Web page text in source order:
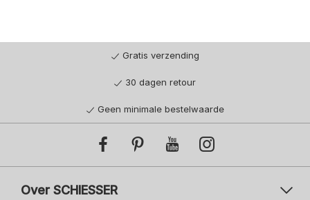
Gratis verzending
30 dagen retour
Geen minimale bestelwaarde
Over SCHIESSER